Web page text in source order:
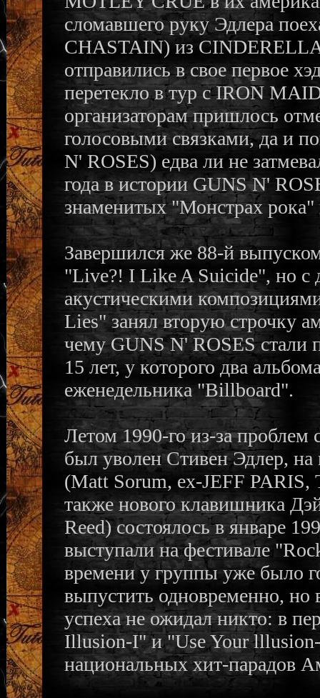
сломавшего руку Эдлера
CHASTAIN) из
отправились в свое первое
перетекло в тур с IRON
организаторам пришлось
голосовыми связками, да и
N' ROSES) едва ли не
года в истории GUNS N'
знаменитых "Монстрах
Завершился же 88-й
"Live?! I Like A Suicide", но с
акустическими
Lies" занял вторую строчку
чему GUNS N' ROSES стали
15 лет, у которого два
еженедельника "Billboard".
Летом 1990-го из-за проблем
был уволен Стивен Эдлер,
(Matt Sorum, ex-JEFF
также нового клавишника
Reed) состоялось в январе
выступали на фестивале
времени у группы уже было
выпустить одновременно, но
успеха не ожидал никто: в
Illusion-I" и "Use Your
национальных хит-парадов